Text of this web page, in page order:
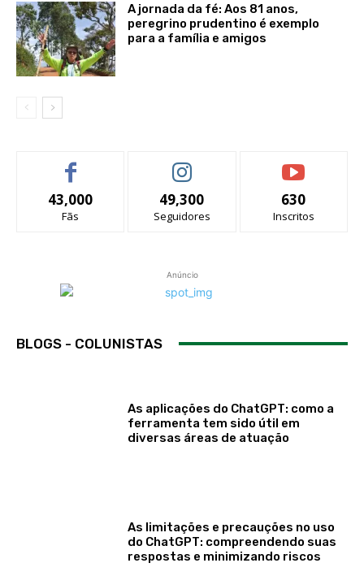
A jornada da fé: Aos 81 anos,
peregrino prudentino é exemplo
para a família e amigos
43,000
Fãs
49,300
Seguidores
630
Inscritos
Anúncio
BLOGS - COLUNISTAS
As aplicações do ChatGPT: como a
ferramenta tem sido útil em
diversas áreas de atuação
As limitações e precauções no uso
do ChatGPT: compreendendo suas
respostas e minimizando riscos